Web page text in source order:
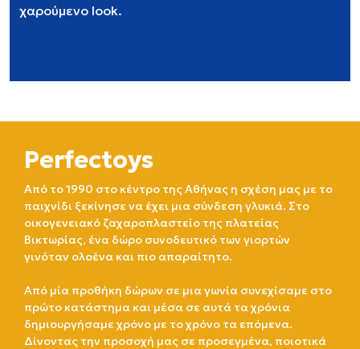
χαρούμενο look.
Perfectoys
Από το 1990 στο κέντρο της Αθήνας η σχέση μας με το
παιχνίδι ξεκίνησε να έχει μια σύνδεση γλυκιά. Στο
οικογενειακό ζαχαροπλαστείο της πλατείας
Βικτωρίας, ένα δώρο συνοδευτικό των γιορτών
γινόταν ολοένα και πιο απαραίτητο.
Από μία προθήκη δώρων σε μια γωνία συνεχίσαμε στο
πρώτο κατάστημα και μέσα σε αυτά τα χρόνια
δημιουργήσαμε χρόνο με το χρόνο τα επόμενα.
Δίνοντας την προσοχή μας σε προσεγμένα, ποιοτικά